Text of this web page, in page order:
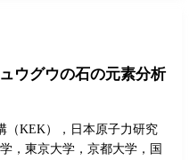
ウグウの石の元素分析
（KEK），日本原子力研究
，東京大学，京都大学，国